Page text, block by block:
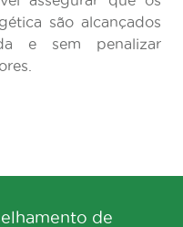
são alcançados
e sem penalizar
de